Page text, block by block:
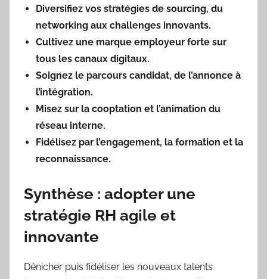
Diversifiez vos stratégies de sourcing, du
networking aux challenges innovants.
Cultivez une marque employeur forte sur
tous les canaux digitaux.
Soignez le parcours candidat, de l’annonce à
l’intégration.
Misez sur la cooptation et l’animation du
réseau interne.
Fidélisez par l’engagement, la formation et la
reconnaissance.
Synthèse : adopter une
stratégie RH agile et
innovante
Dénicher puis fidéliser les nouveaux talents